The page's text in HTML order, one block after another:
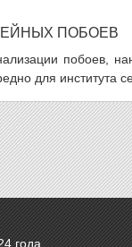
ПОБОЕВ
побоев,
для института
года.